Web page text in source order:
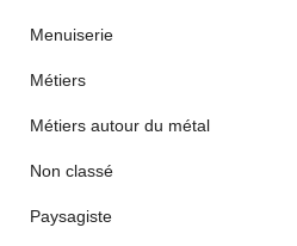
Menuiserie
Métiers
Métiers autour du métal
Non classé
Paysagiste